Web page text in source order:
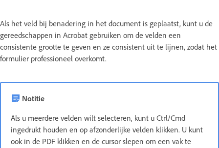
Als het veld bij benadering in het document is geplaatst, kunt u de
gereedschappen in Acrobat gebruiken om de velden een
consistente grootte te geven en ze consistent uit te lijnen, zodat het
formulier professioneel overkomt.
Notitie
Als u meerdere velden wilt selecteren, kunt u Ctrl/Cmd
ingedrukt houden en op afzonderlijke velden klikken. U kunt
ook in de PDF klikken en de cursor slepen om een vak te